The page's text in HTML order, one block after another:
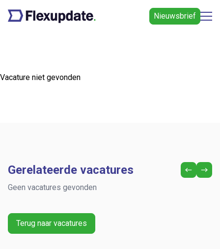
Nieuwsbrief
Vacature niet gevonden
Gerelateerde vacatures
Geen vacatures gevonden
Terug naar vacatures